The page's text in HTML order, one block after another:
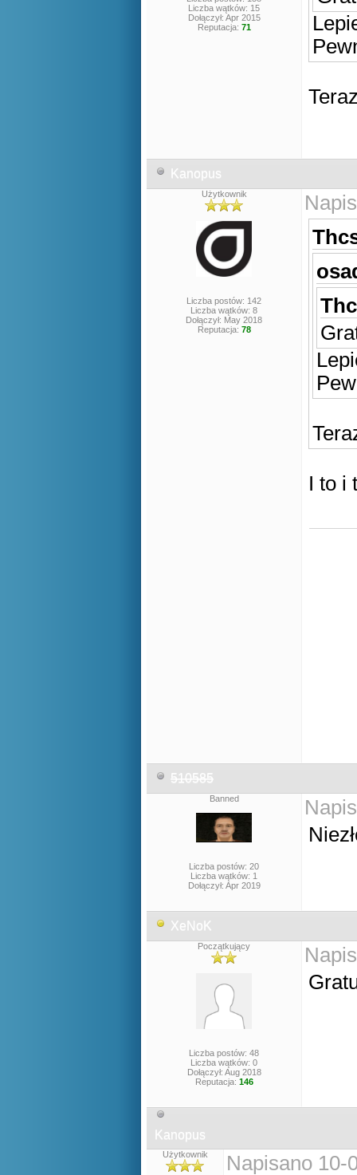
Liczba wątków: 15
Dołączył: Apr 2015
Reputacja: 71
Kanopus
Użytkownik
Liczba postów: 142
Liczba wątków: 8
Dołączył: May 2018
Reputacja: 78
I to i
510585
Banned
Liczba postów: 20
Liczba wątków: 1
Dołączył: Apr 2019
XeNoK
Początkujący
Liczba postów: 48
Liczba wątków: 0
Dołączył: Aug 2018
Reputacja: 146
Kanopus
Użytkownik
Napisano 10-